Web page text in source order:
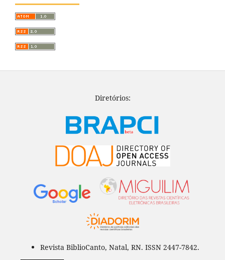
Diretórios:
Revista BiblioCanto, Natal, RN. ISSN 2447-7842.